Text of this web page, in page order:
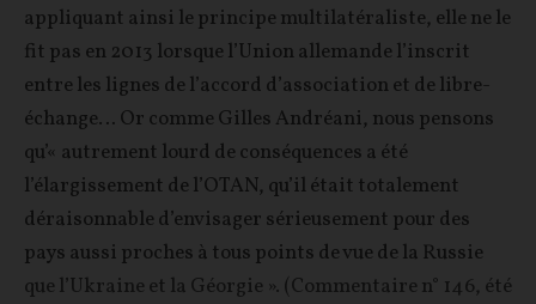
appliquant ainsi le principe multilatéraliste, elle ne le
fit pas en 2013 lorsque l’Union allemande l’inscrit
entre les lignes de l’accord d’association et de libre-
échange… Or comme Gilles Andréani, nous pensons
qu’« autrement lourd de conséquences a été
l’élargissement de l’OTAN, qu’il était totalement
déraisonnable d’envisager sérieusement pour des
pays aussi proches à tous points de vue de la Russie
que l’Ukraine et la Géorgie ». (Commentaire n° 146, été